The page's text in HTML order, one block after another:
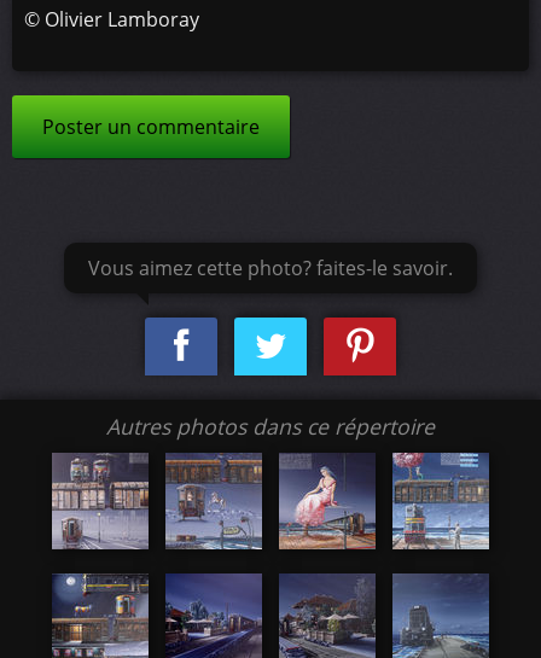
© Olivier Lamboray
Poster un commentaire
Vous aimez cette photo? faites-le savoir.
Autres photos dans ce répertoire